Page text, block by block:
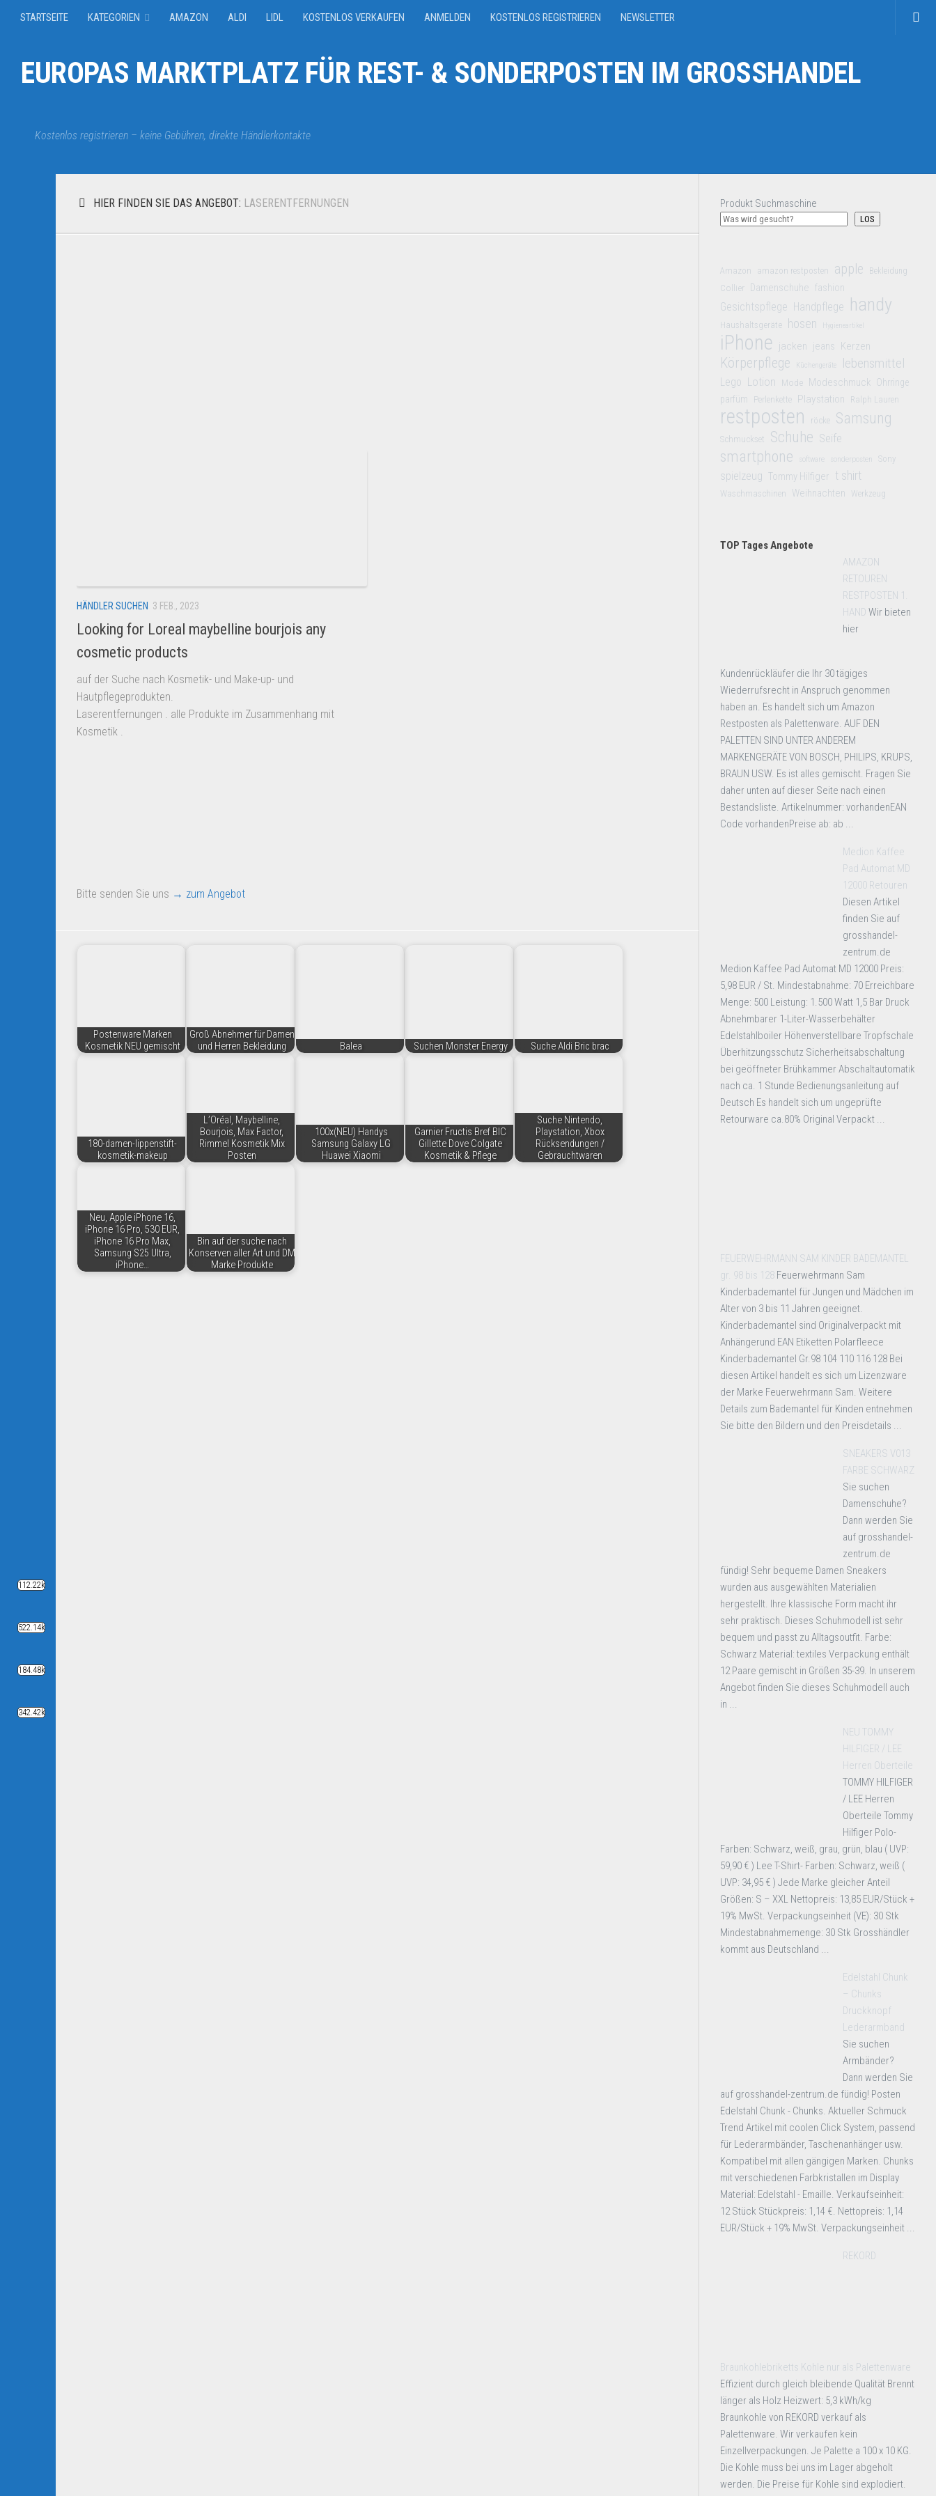
STARTSEITE KATEGORIEN AMAZON ALDI LIDL KOSTENLOS VERKAUFEN ANMELDEN KOSTENLOS REGISTRIEREN NEWSLETTER
EUROPAS MARKTPLATZ FÜR REST- & SONDERPOSTEN IM GROSSHANDEL
Kostenlos registrieren – keine Gebühren, direkte Händlerkontakte
HIER FINDEN SIE DAS ANGEBOT: LASERENTFERNUNGEN
HÄNDLER SUCHEN 3 FEB., 2023
Looking for Loreal maybelline bourjois any
cosmetic products
auf der Suche nach Kosmetik- und Make-up- und
Hautpflegeprodukten.
Laserentfernungen . alle Produkte im Zusammenhang mit
Kosmetik .
Bitte senden Sie uns → zum Angebot
Postenware Marken
Kosmetik NEU gemischt
Groß Abnehmer für Damen
und Herren Bekleidung
Balea Suchen Monster Energy Suche Aldi Bric brac
180-damen-lippenstift-
kosmetik-makeup
L’Oréal, Maybelline,
Bourjois, Max Factor,
Rimmel Kosmetik Mix
Posten
100x(NEU) Handys
Samsung Galaxy LG
Huawei Xiaomi
Garnier Fructis Bref BIC
Gillette Dove Colgate
Kosmetik & Pflege
Suche Nintendo,
Playstation, Xbox
Rücksendungen /
Gebrauchtwaren
Neu, Apple iPhone 16,
iPhone 16 Pro, 530 EUR,
iPhone 16 Pro Max,
Samsung S25 Ultra,
iPhone…
Bin auf der suche nach
Konserven aller Art und DM
Marke Produkte
Produkt Suchmaschine
LOS
Amazon amazon restposten apple Bekleidung
Collier Damenschuhe fashion
Gesichtspflege Handpflege handy
Haushaltsgeräte hosen Hygieneartikel
iPhone jacken jeans Kerzen
Körperpflege Küchengeräte lebensmittel
Lego Lotion Mode Modeschmuck Ohrringe
parfüm
Perlenkette Playstation Ralph Lauren
restposten röcke Samsung
Schmuckset Schuhe Seife
smartphone software sonderposten Sony
spielzeug Tommy Hilfiger t shirt
Waschmaschinen Weihnachten Werkzeug
TOP Tages Angebote
AMAZON
RETOUREN
RESTPOSTEN 1.
HAND Wir bieten
hier
Kundenrückläufer die Ihr 30 tägiges
Wiederrufsrecht in Anspruch genommen
haben an. Es handelt sich um Amazon
Restposten als Palettenware. AUF DEN
PALETTEN SIND UNTER ANDEREM
MARKENGERÄTE VON BOSCH, PHILIPS, KRUPS,
BRAUN USW. Es ist alles gemischt. Fragen Sie
daher unten auf dieser Seite nach einen
Bestandsliste. Artikelnummer: vorhandenEAN
Code vorhandenPreise ab: ab ...
Medion Kaffee
Pad Automat MD
12000 Retouren
Diesen Artikel
finden Sie auf
grosshandel-
zentrum.de
Medion Kaffee Pad Automat MD 12000 Preis:
5,98 EUR / St. Mindestabnahme: 70 Erreichbare
Menge: 500 Leistung: 1.500 Watt 1,5 Bar Druck
Abnehmbarer 1-Liter-Wasserbehälter
Edelstahlboiler Höhenverstellbare Tropfschale
Überhitzungsschutz Sicherheitsabschaltung
bei geöffneter Brühkammer Abschaltautomatik
nach ca. 1 Stunde Bedienungsanleitung auf
Deutsch Es handelt sich um ungeprüfte
Retourware ca.80% Original Verpackt ...
FEUERWEHRMANN SAM KINDER BADEMANTEL
gr. 98 bis 128 Feuerwehrmann Sam
Kinderbademantel für Jungen und Mädchen im
Alter von 3 bis 11 Jahren geeignet.
Kinderbademantel sind Originalverpackt mit
Anhängerund EAN Etiketten Polarfleece
Kinderbademantel Gr.98 104 110 116 128 Bei
diesen Artikel handelt es sich um Lizenzware
der Marke Feuerwehrmann Sam. Weitere
Details zum Bademantel für Kinden entnehmen
Sie bitte den Bildern und den Preisdetails ...
SNEAKERS V013
FARBE SCHWARZ
Sie suchen
Damenschuhe?
Dann werden Sie
auf grosshandel-
zentrum.de
fündig! Sehr bequeme Damen Sneakers
wurden aus ausgewählten Materialien
hergestellt. Ihre klassische Form macht ihr
sehr praktisch. Dieses Schuhmodell ist sehr
bequem und passt zu Alltagsoutfit. Farbe:
Schwarz Material: textiles Verpackung enthält
12 Paare gemischt in Größen 35-39. In unserem
Angebot finden Sie dieses Schuhmodell auch
in ...
NEU TOMMY
HILFIGER / LEE
Herren Oberteile
TOMMY HILFIGER
/ LEE Herren
Oberteile Tommy
Hilfiger Polo-
Farben: Schwarz, weiß, grau, grün, blau ( UVP:
59,90 € ) Lee T-Shirt- Farben: Schwarz, weiß (
UVP: 34,95 € ) Jede Marke gleicher Anteil
Größen: S – XXL Nettopreis: 13,85 EUR/Stück +
19% MwSt. Verpackungseinheit (VE): 30 Stk
Mindestabnahmemenge: 30 Stk Grosshändler
kommt aus Deutschland ...
Edelstahl Chunk
– Chunks
Druckknopf
Lederarmband
Sie suchen
Armbänder?
Dann werden Sie
auf grosshandel-zentrum.de fündig! Posten
Edelstahl Chunk - Chunks. Aktueller Schmuck
Trend Artikel mit coolen Click System, passend
für Lederarmbänder, Taschenanhänger usw.
Kompatibel mit allen gängigen Marken. Chunks
mit verschiedenen Farbkristallen im Display
Material: Edelstahl - Emaille. Verkaufseinheit:
12 Stück Stückpreis: 1,14 €. Nettopreis: 1,14
EUR/Stück + 19% MwSt. Verpackungseinheit ...
REKORD
Braunkohlebriketts Kohle nur als Palettenware
Effizient durch gleich bleibende Qualität Brennt
länger als Holz Heizwert: 5,3 kWh/kg
Braunkohle von REKORD verkauf als
Palettenware. Wir verkaufen kein
Einzellverpackungen. Je Palette a 100 x 10 KG.
Die Kohle muss bei uns im Lager abgeholt
werden. Die Preise für Kohle sind explodiert.
112.22k
522.14k
184.48k
342.42k